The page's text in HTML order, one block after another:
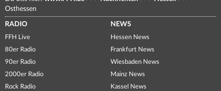
Osthessen
RADIO
FFH Live
80er Radio
90er Radio
2000er Radio
Rock Radio
NEWS
Hessen News
Frankfurt News
Wiesbaden News
Mainz News
Kassel News